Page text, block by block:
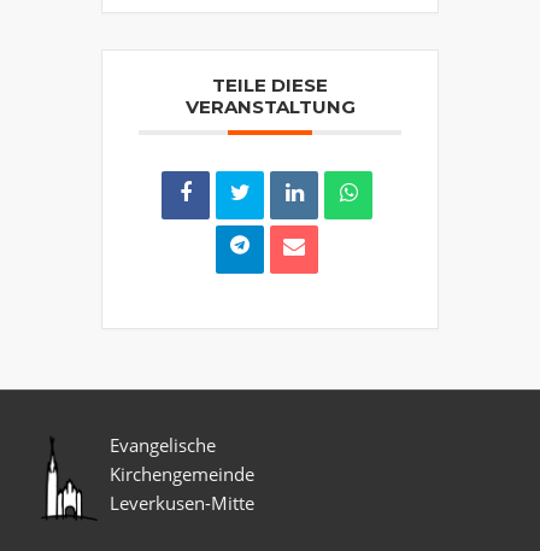
TEILE DIESE
VERANSTALTUNG
Evangelische
Kirchengemeinde
Leverkusen-Mitte